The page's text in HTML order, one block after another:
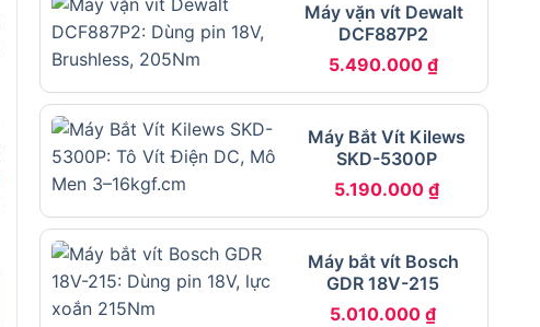
Máy vặn vít Dewalt
DCF887P2
5.490.000₫
Máy Bắt Vít Kilews
SKD-5300P
5.190.000₫
Máy bắt vít Bosch
GDR 18V-215
5.010.000₫